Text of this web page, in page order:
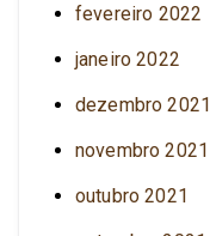
fevereiro 2022
janeiro 2022
dezembro 2021
novembro 2021
outubro 2021